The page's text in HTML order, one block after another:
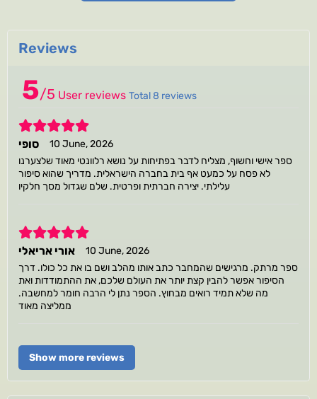
Reviews
5/5 User reviews Total 8 reviews
5
סופי
10 June, 2026
ספר אישי וחשוף, מצליח לדבר בפתיחות על נושא רלוונטי מאוד שלצערנו
לא פסח על כמעט אף בית בחברה הישראלית. מדריך שהוא סיפור
עלילתי. יצירה חברתית ופרטית. שלם שגדול מסך חלקיו
5
אורי אריאלי
10 June, 2026
ספר מרתק. מרגישים שהמחבר כתב אותו מהלב ושם בו את כל כולו. דרך
הסיפור אפשר להבין קצת יותר את העולם שלכם, את ההתמודדות ואת
מה שלא תמיד רואים מבחוץ. הספר נתן לי הרבה חומר למחשבה.
ממליצה מאוד
Show more reviews